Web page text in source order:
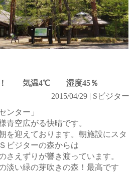
！ 気温4℃ 湿度45％
2015/04/29 | Sビジター
ンター」
青空広がる快晴です。
を迎えております。朝施設にスタ
ビジターの森からは
えずりが響き渡っています。
淡い緑の芽吹きの森！最高です